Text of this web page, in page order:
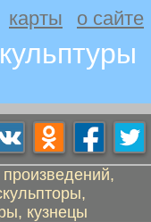
карты о сайте
кузнецы